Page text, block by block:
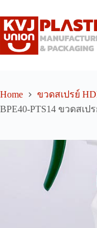
to
content
Home
ขวดสเปรย์
BPE40-PTS14 ขวดสเปร